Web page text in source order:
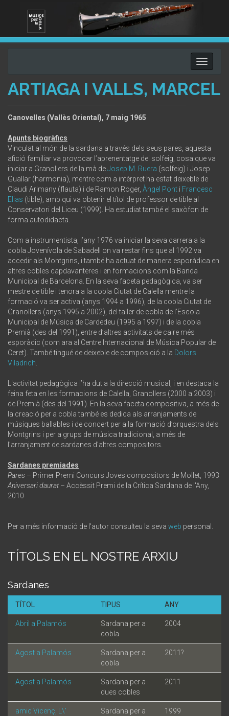
Toggle
ARTIAGA I VALLS, MARCEL
Canovelles (Vallès Oriental), 7 maig 1965
Apunts biogràfics
Vinculat al món de la sardana a través dels seus pares, aquesta
afició familiar va provocar l’aprenentatge del solfeig, cosa que va
iniciar a Granollers de la mà deJosep M. Ruera (solfeig) i Josep
Guallar (harmonia), mentre com a intèrpret ha estat deixeble de
Claudi Arimany (flauta) i de Ramon Roger, Àngel Pont i Francesc
Elias (tible), amb qui va obtenir el títol de professor de tible al
Conservatori del Liceu (1999). Ha estudiat també el saxòfon de
forma autodidacta.
Com a instrumentista, l’any 1976 va iniciar la seva carrera a la
cobla Jovenívola de Sabadell on va restar fins que al 1992 va
accedir als Montgrins, i també ha actuat de manera esporàdica en
altres cobles capdavanteres i en formacions com la Banda
Municipal de Barcelona. En la seva faceta pedagògica, va ser
mestre de tible i tenora a la cobla Ciutat de Calella mentre la
formació va ser activa (anys 1994 a 1996), de la cobla Ciutat de
Granollers (anys 1995 a 2002), del taller de cobla de l’Escola
Municipal de Música de Cardedeu (1995 a 1997) i de la cobla
Premià (des del 1991), entre d’altres activitats de caire més
esporàdic (com ara al Centre Internacional de Música Popular de
Ceret). També tingué de deixeble de composició a la Dolors
Viladrich
L'activitat pedagògica l’ha dut a la direcció musical, i en destaca la
feina feta en les formacions de Calella, Granollers (2000 a 2003) i
de Premià (des del 1991). En la seva faceta compositiva, a més de
la creació per a cobla també es dedica als arranjaments de
músiques ballables i de concert per a la formació d’orquestra dels
Montgrins i per a grups de música tradicional, a més de
l’arranjament de sardanes d’altres compositors.
Sardanes premiades
Pares – Primer Premi Concurs Joves compositors de Mollet, 1993
Aniversari daurat– Accèssit Premi de la Crítica Sardana de l'Any,
2010
Per a més informació de l'autor consulteu la seva web personal.
TÍTOLS EN EL NOSTRE ARXIU
Sardanes
TÍTOL TIPUS ANY
Abril a Palamós
Sardana per a
cobla
2004
Agost a Palamós
Sardana per a
cobla
2011?
Agost a Palamós
Sardana per a
dues cobles
2011
amic Vicenç, L\'
Sardana per a
1999